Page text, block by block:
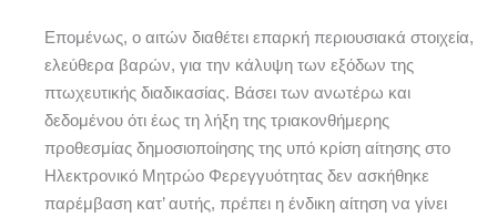
Επομένως, ο αιτών διαθέτει επαρκή περιουσιακά στοιχεία,
ελεύθερα βαρών, για την κάλυψη των εξόδων της
πτωχευτικής διαδικασίας. Βάσει των ανωτέρω και
δεδομένου ότι έως τη λήξη της τριακονθήμερης
προθεσμίας δημοσιοποίησης της υπό κρίση αίτησης στο
Ηλεκτρονικό Μητρώο Φερεγγυότητας δεν ασκήθηκε
παρέμβαση κατ’ αυτής, πρέπει η ένδικη αίτηση να γίνει